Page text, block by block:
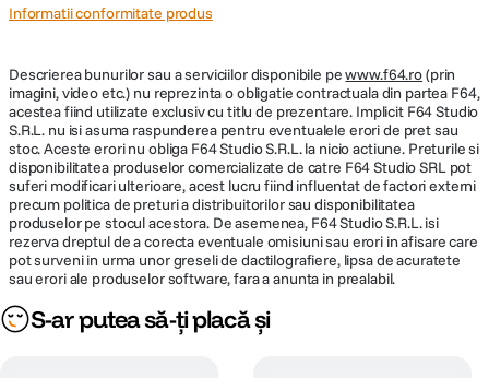
Informatii conformitate produs
Descrierea bunurilor sau a serviciilor disponibile pewww.f64.ro(prin
imagini, video etc.) nu reprezinta o obligatie contractuala din partea F64,
acestea fiind utilizate exclusiv cu titlu de prezentare. Implicit F64 Studio
S.R.L. nu isi asuma raspunderea pentru eventualele erori de pret sau
stoc. Aceste erori nu obliga F64 Studio S.R.L. la nicio actiune. Preturile si
disponibilitatea produselor comercializate de catre F64 Studio SRL pot
suferi modificari ulterioare, acest lucru fiind influentat de factori externi
precum politica de preturi a distribuitorilor sau disponibilitatea
produselor pe stocul acestora. De asemenea, F64 Studio S.R.L. isi
rezerva dreptul de a corecta eventuale omisiuni sau erori in afisare care
pot surveni in urma unor greseli de dactilografiere, lipsa de acuratete
sau erori ale produselor software, fara a anunta in prealabil.
S-ar putea să-ți placă și